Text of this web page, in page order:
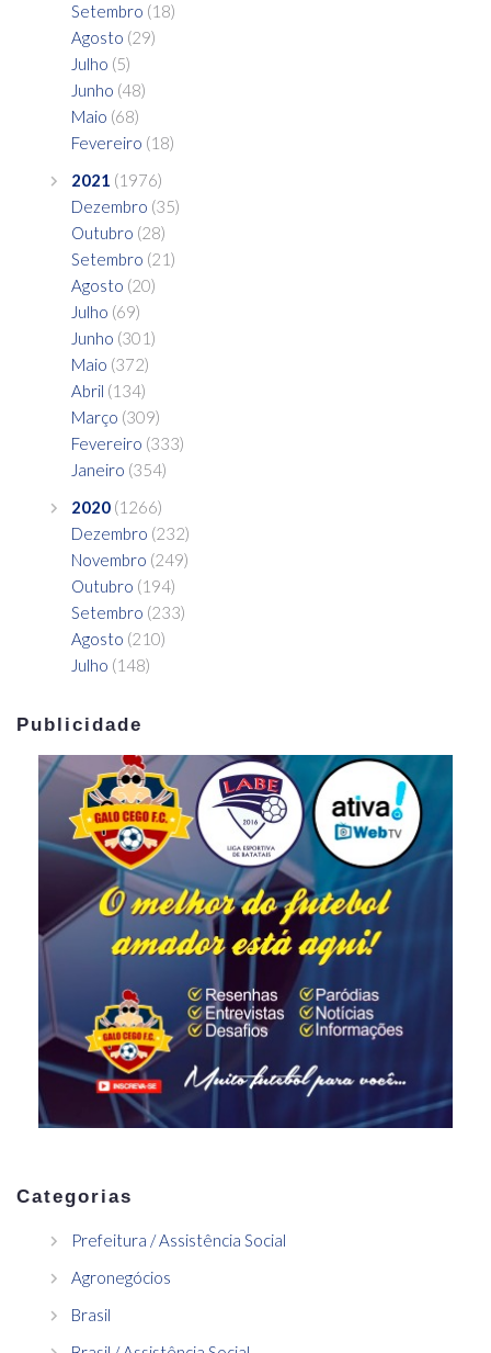
Setembro (18)
Agosto (29)
Julho (5)
Junho (48)
Maio (68)
Fevereiro (18)
2021 (1976)
Dezembro (35)
Outubro (28)
Setembro (21)
Agosto (20)
Julho (69)
Junho (301)
Maio (372)
Abril (134)
Março (309)
Fevereiro (333)
Janeiro (354)
2020 (1266)
Dezembro (232)
Novembro (249)
Outubro (194)
Setembro (233)
Agosto (210)
Julho (148)
Publicidade
Categorias
Prefeitura / Assistência Social
Agronegócios
Brasil